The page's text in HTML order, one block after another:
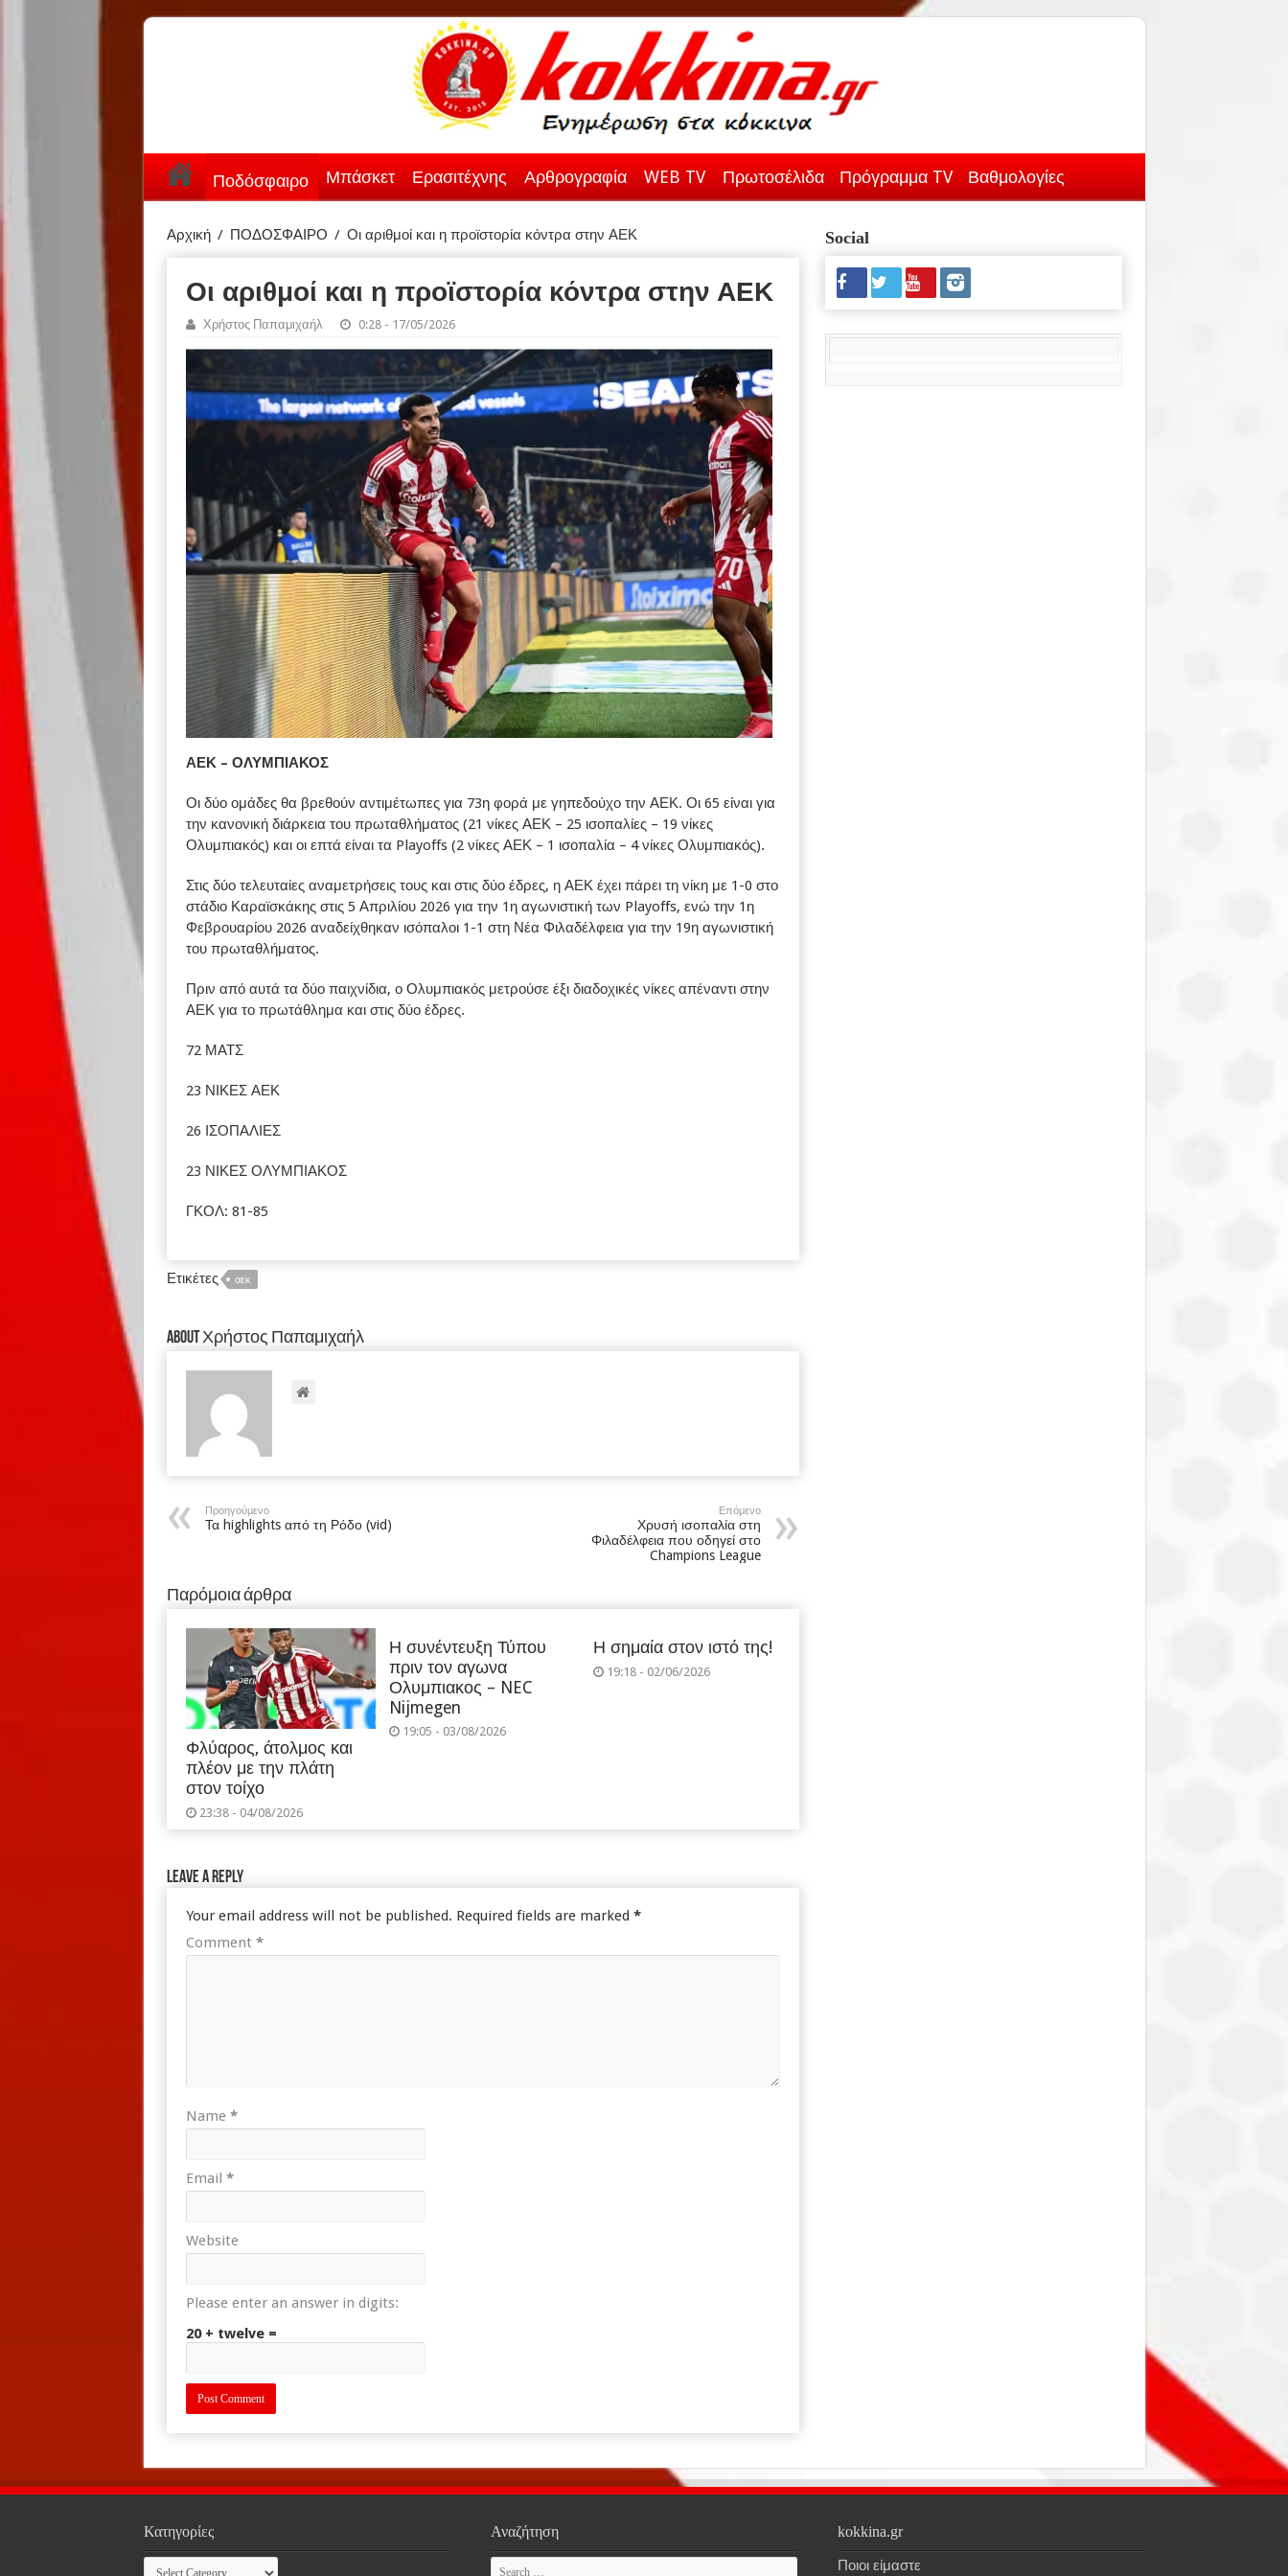
Ποδόσφαιρο Μπάσκετ Ερασιτέχνης Αρθρογραφία WEB TV Πρωτοσέλιδα Πρόγραμμα TV Βαθμολογίες
Αρχική / ΠΟΔΟΣΦΑΙΡΟ / Οι αριθμοί και η προϊστορία κόντρα στην ΑΕΚ
Οι αριθμοί και η προϊστορία κόντρα στην ΑΕΚ
Χρήστος Παπαμιχαήλ 0:28 - 17/05/2026
ΑΕΚ – ΟΛΥΜΠΙΑΚΟΣ
Οι δύο ομάδες θα βρεθούν αντιμέτωπες για 73η φορά με γηπεδούχο την ΑΕΚ. Οι 65 είναι για
την κανονική διάρκεια του πρωταθλήματος (21 νίκες ΑΕΚ – 25 ισοπαλίες – 19 νίκες
Ολυμπιακός) και οι επτά είναι τα Playoffs (2 νίκες ΑΕΚ – 1 ισοπαλία – 4 νίκες Ολυμπιακός).
Στις δύο τελευταίες αναμετρήσεις τους και στις δύο έδρες, η ΑΕΚ έχει πάρει τη νίκη με 1-0 στο
στάδιο Καραϊσκάκης στις 5 Απριλίου 2026 για την 1η αγωνιστική των Playoffs, ενώ την 1η
Φεβρουαρίου 2026 αναδείχθηκαν ισόπαλοι 1-1 στη Νέα Φιλαδέλφεια για την 19η αγωνιστική
του πρωταθλήματος.
Πριν από αυτά τα δύο παιχνίδια, ο Ολυμπιακός μετρούσε έξι διαδοχικές νίκες απέναντι στην
ΑΕΚ για το πρωτάθλημα και στις δύο έδρες.
72 ΜΑΤΣ
23 ΝΙΚΕΣ ΑΕΚ
26 ΙΣΟΠΑΛΙΕΣ
23 ΝΙΚΕΣ ΟΛΥΜΠΙΑΚΟΣ
ΓΚΟΛ: 81-85
Ετικέτες αεκ
About Χρήστος Παπαμιχαήλ
Προηγούμενο
Τα highlights από τη Ρόδο (vid)
Επόμενο
Χρυσή ισοπαλία στη
Φιλαδέλφεια που οδηγεί στο
Champions League
Παρόμοια άρθρα
Φλύαρος, άτολμος και
πλέον με την πλάτη
στον τοίχο
23:38 - 04/08/2026
Η συνέντευξη Τύπου
πριν τον αγωνα
Ολυμπιακος – NEC
Nijmegen
19:05 - 03/08/2026
Η σημαία στον ιστό της!
19:18 - 02/06/2026
Leave a Reply
Your email address will not be published. Required fields are marked *
Comment *
Name *
Email *
Website
Please enter an answer in digits:
20 + twelve =
Social
Κατηγορίες
Κατηγορίες
Αναζήτηση kokkina.gr
Ποιοι είμαστε